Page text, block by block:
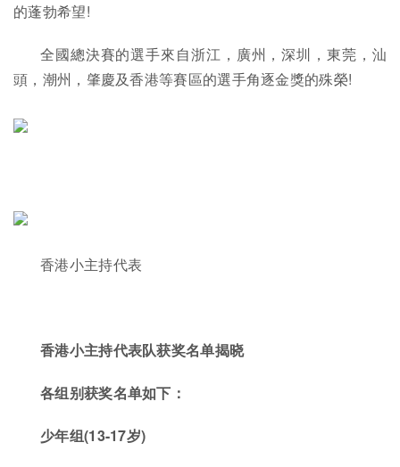
的蓬勃希望!
全國總決賽的選手來自浙江，廣州，深圳，東莞，汕
頭，潮州，肇慶及香港等賽區的選手角逐金獎的殊榮!
香港小主持代表
香港小主持代表队获奖名单揭晓
各组别获奖名单如下：
少年组(13-17岁)